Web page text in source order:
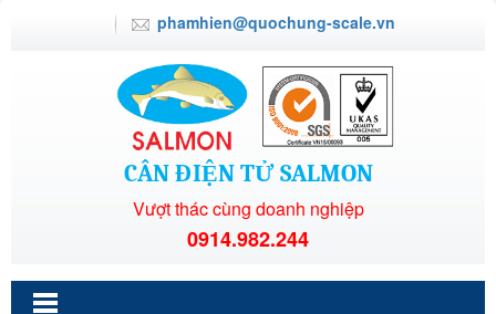
phamhien@quochung-scale.vn
CÂN ĐIỆN TỬ SALMON
Vượt thác cùng doanh nghiệp
0914.982.244